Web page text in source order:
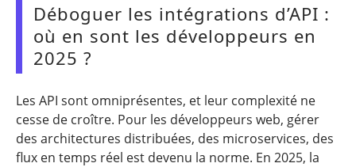
Déboguer les intégrations d’API :
où en sont les développeurs en
2025 ?
Les API sont omniprésentes, et leur complexité ne
cesse de croître. Pour les développeurs web, gérer
des architectures distribuées, des microservices, des
flux en temps réel est devenu la norme. En 2025, la